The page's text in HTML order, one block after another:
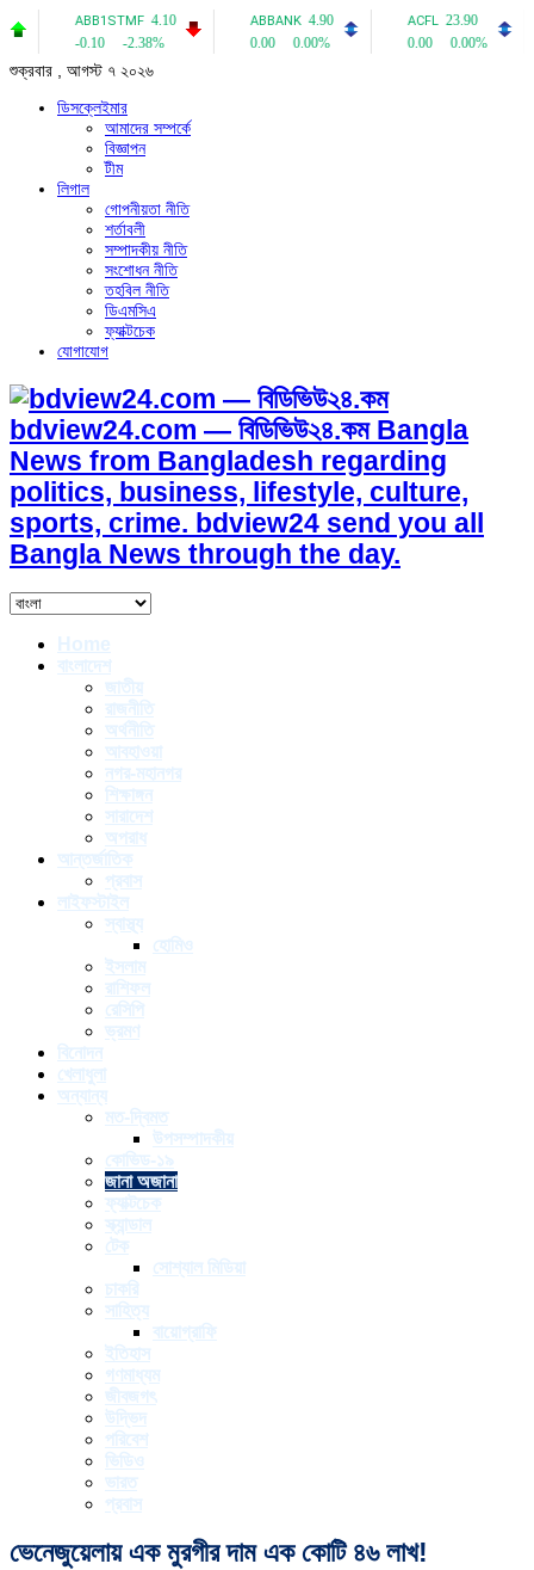
শুক্রবার , আগস্ট ৭ ২০২৬
ডিসক্লেইমার
আমাদের সম্পর্কে
বিজ্ঞাপন
টীম
লিগাল
গোপনীয়তা নীতি
শর্তাবলী
সম্পাদকীয় নীতি
সংশোধন নীতি
তহবিল নীতি
ডিএমসিএ
ফ্যাক্টচেক
যোগাযোগ
bdview24.com — বিডিভিউ২৪.কম Bangla
News from Bangladesh regarding
politics, business, lifestyle, culture,
sports, crime. bdview24 send you all
Bangla News through the day.
Home
বাংলাদেশ
জাতীয়
রাজনীতি
অর্থনীতি
আবহাওয়া
নগর-মহানগর
শিক্ষাঙ্গন
সারাদেশ
অপরাধ
আন্তর্জাতিক
প্রবাস
লাইফস্টাইল
স্বাস্থ্য
হোমিও
ইসলাম
রাশিফল
রেসিপি
ভ্রমণ
বিনোদন
খেলাধুলা
অন্যান্য
মত-দ্বিমত
উপসম্পাদকীয়
কোভিড-১৯
জানা অজানা
ফ্যাক্টচেক
স্ক্যান্ডাল
টেক
সোশ্যাল মিডিয়া
চাকরি
সাহিত্য
বায়োগ্রাফি
ইতিহাস
গণমাধ্যম
জীবজগৎ
উদ্ভিদ
পরিবেশ
ভিডিও
ভারত
প্রবাস
ভেনেজুয়েলায় এক মুরগীর দাম এক কোটি ৪৬ লাখ!